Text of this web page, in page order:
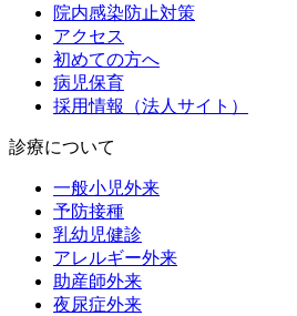
院内感染防止対策
アクセス
初めての方へ
病児保育
採用情報（法人サイト）
診療について
一般小児外来
予防接種
乳幼児健診
アレルギー外来
助産師外来
夜尿症外来